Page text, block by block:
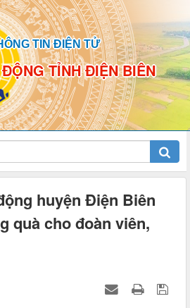
TIN ĐIỆN TỬ
TỈNH ĐIỆN BIÊN
huyện Điện Biên
quà cho đoàn viên,